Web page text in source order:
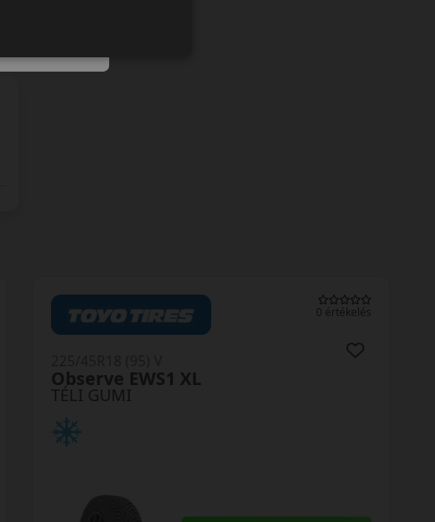
0 értékelés
TÉLI GUMI
Krisalp HP3 XL